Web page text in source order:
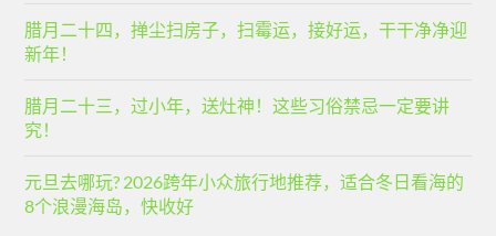
腊月二十四，掸尘扫房子，扫霉运，接好运，干干净净迎
新年！
腊月二十三，过小年，送灶神！这些习俗禁忌一定要讲
究！
元旦去哪玩? 2026跨年小众旅行地推荐，适合冬日看海的
8个浪漫海岛，快收好